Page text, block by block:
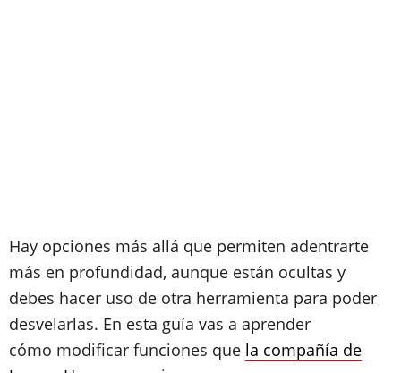
Hay opciones más allá que permiten adentrarte
más en profundidad, aunque están ocultas y
debes hacer uso de otra herramienta para poder
desvelarlas. En esta guía vas a aprender
cómo modificar funciones que la compañía de